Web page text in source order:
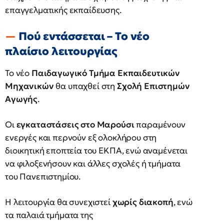
επαγγελματικής εκπαίδευσης.
Πού εντάσσεται – Το νέο
πλαίσιο λειτουργίας
Το νέο Παιδαγωγικό Τμήμα Εκπαιδευτικών
Μηχανικώνθα υπαχθεί στηΣχολή Επιστημών
Αγωγής.
Οιεγκαταστάσεις στο Μαρούσιπαραμένουν
ενεργές και περνούν εξ ολοκλήρου στη
διοικητική εποπτεία του ΕΚΠΑ, ενώ αναμένεται
να φιλοξενήσουν και άλλες σχολές ή τμήματα
του Πανεπιστημίου.
Η λειτουργία θα συνεχιστείχωρίς διακοπή, ενώ
τα παλαιά τμήματα της